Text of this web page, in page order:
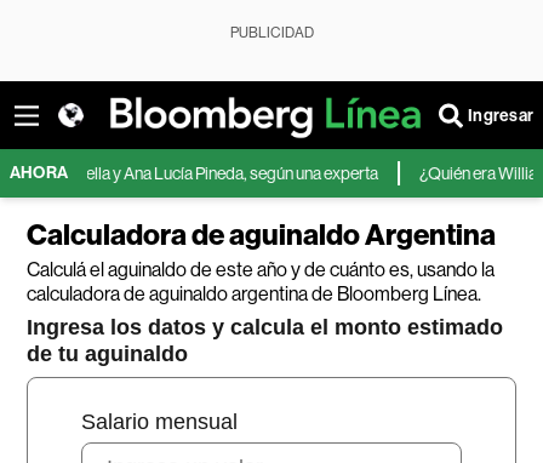
PUBLICIDAD
Ingresar
AHORAy Ana Lucía Pineda, según una experta ¿Quién era William Orbit,
Calculadora de aguinaldo Argentina
Calculá el aguinaldo de este año y de cuánto es, usando la
calculadora de aguinaldo argentina de Bloomberg Línea.
Ingresa los datos y calcula el monto estimado
de tu aguinaldo
Salario mensual